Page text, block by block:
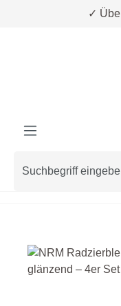
Zum Hauptinhalt ✓
Bildergalerie